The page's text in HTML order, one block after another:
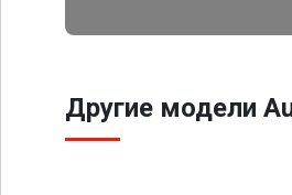
Другие модели